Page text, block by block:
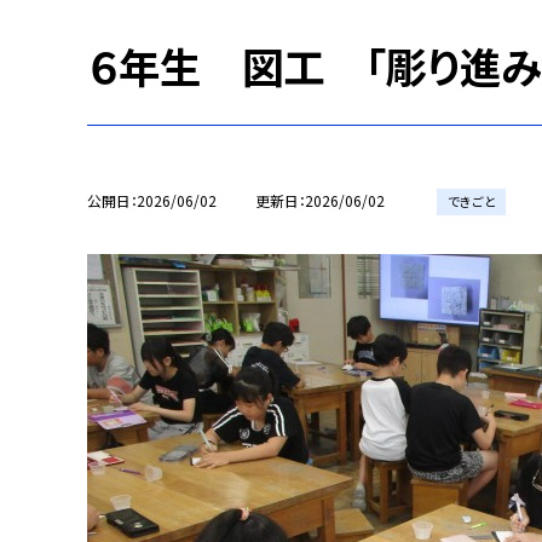
６年生 図工 「彫り進み
公開日 2026/06/02 更新日 2026/06/02 できごと